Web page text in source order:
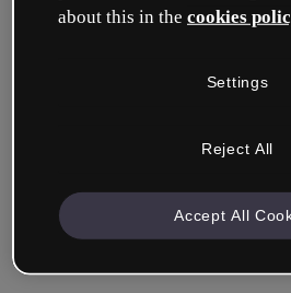
Qual descreve melhor a
Empresa & Profissionais
outra área.
about this in the cookies
Settings
Reject All
Accept All